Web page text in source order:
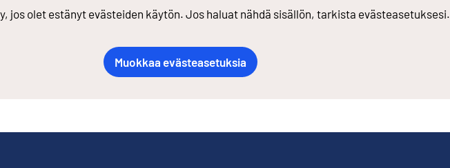
jos olet estänyt evästeiden käytön. Jos haluat nähdä sisällön, tarkista evästeasetuksesi.
Muokkaa evästeasetuksia